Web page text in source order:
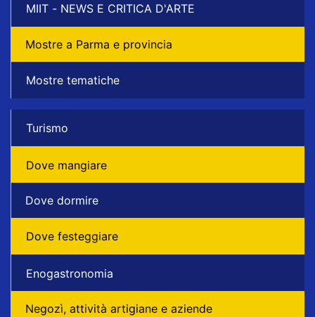
MIIT - NEWS E CRITICA D'ARTE
Mostre a Parma e provincia
Mostre tematiche
Turismo
Dove mangiare
Dove dormire
Dove festeggiare
Enogastronomia
Negozì, attività artigiane e aziende